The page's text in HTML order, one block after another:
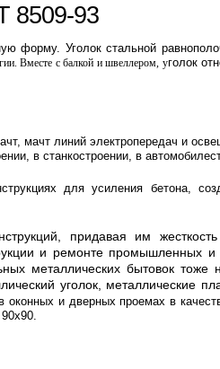
8509-93
форму. Уголок стальной
Вместе с балкой и швеллером, уголок
мачт линий электропередач и
в станкостроении, в
для усиления бетона,
придавая им жесткость
и ремонте промышленных
металлических бытовок тоже
уголок, металлические
оконных и дверных проемах в